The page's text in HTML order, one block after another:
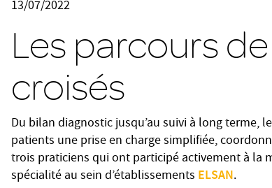
13/07/2022
Les parcours
croisés
Du bilan diagnostic jusqu’au suivi à long terme,
patients une prise en charge simplifiée,
trois praticiens qui ont participé activement à la
spécialité au sein d’établissements ELSAN.